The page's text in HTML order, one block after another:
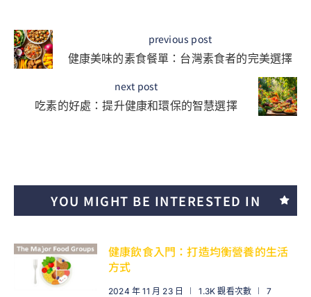
previous post
健康美味的素食餐單：台灣素食者的完美選擇
next post
吃素的好處：提升健康和環保的智慧選擇
YOU MIGHT BE INTERESTED IN
健康飲食入門：打造均衡營養的生活
方式
2024 年 11 月 23 日 1.3K 觀看次數
7